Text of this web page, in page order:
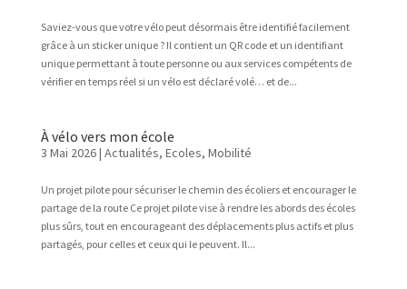
Saviez-vous que votre vélo peut désormais être identifié facilement
grâce à un sticker unique ? Il contient un QR code et un identifiant
unique permettant à toute personne ou aux services compétents de
vérifier en temps réel si un vélo est déclaré volé… et de...
À vélo vers mon école
3 Mai 2026| Actualités, Ecoles, Mobilité
Un projet pilote pour sécuriser le chemin des écoliers et encourager le
partage de la route Ce projet pilote vise à rendre les abords des écoles
plus sûrs, tout en encourageant des déplacements plus actifs et plus
partagés, pour celles et ceux qui le peuvent. Il...